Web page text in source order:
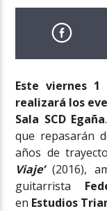
Este viernes 1
realizará los
Sala SCD Egaña
que repasarán
años de
Viaje’(2016),
guitarrista
en Estudios